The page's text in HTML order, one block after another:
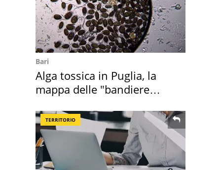
Bari
Alga tossica in Puglia, la
mappa delle "bandiere
TERRITORIO